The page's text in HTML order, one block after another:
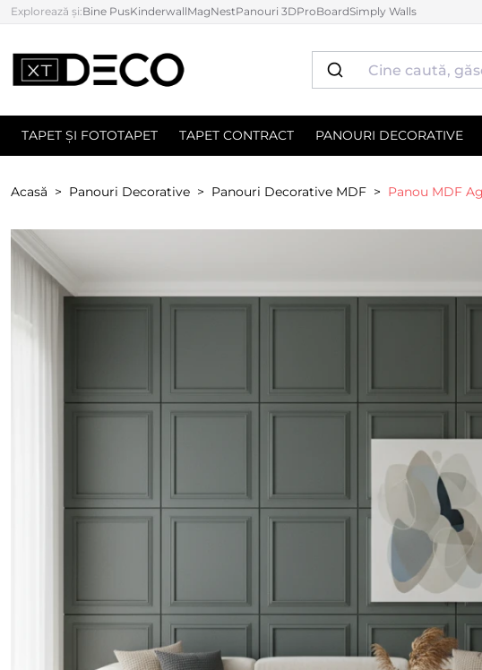
Explorează și:Bine PusKinderwallMagNestPanouri 3DProBoardSimply Walls
TAPET ȘI FOTOTAPET TAPET CONTRACT PANOURI DECORATIVE
Acasă Panouri Decorative Panouri Decorative MDF Panou MDF